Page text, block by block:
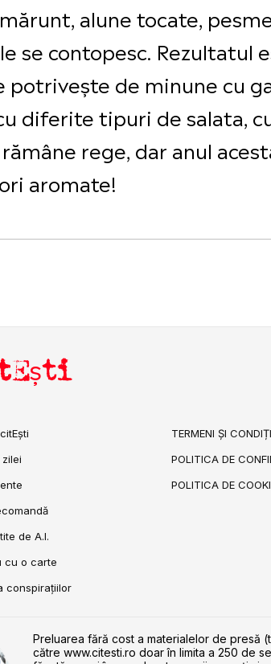
alune tocate,
se contopesc. Rezultatul
potrivește de minune cu
diferite tipuri de salata,
rege, dar anul
aromate!
de A.I.
cu o carte
conspirațiilor
TERMENI ȘI
POLITICA DE
POLITICA DE
Preluarea fără cost a materialelor de
către www.citesti.ro doar în limita a 250 de